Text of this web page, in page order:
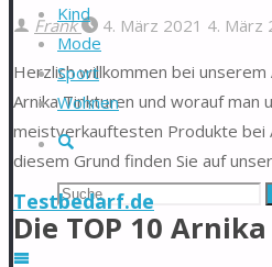
Kind
Mode
Sport
Wohnen
Suche
Suchen
nach:
Testbedarf.de
Frank 4. März 2021 4. März
Herzlich willkommen bei unserem
Arnika Tinkturen und worauf
meistverkauftesten Produkte bei
diesem Grund finden Sie auf
Die TOP 10